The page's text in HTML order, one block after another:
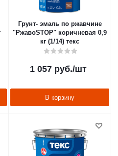
Грунт- эмаль по ржавчине
"РжавоSTOP" коричневая 0,9
кг (1/14) текс
1 057руб./шт
В корзину